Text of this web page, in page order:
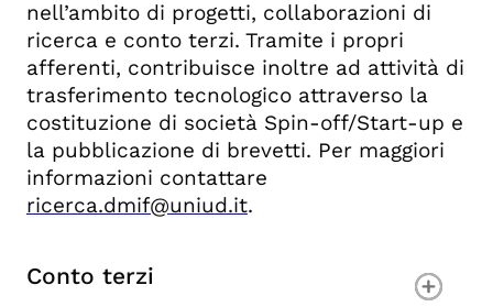
nell’ambito di progetti, collaborazioni di
ricerca e conto terzi. Tramite i propri
afferenti, contribuisce inoltre ad attività di
trasferimento tecnologico attraverso la
costituzione di società Spin-off/Start-up e
la pubblicazione di brevetti. Per maggiori
informazioni contattare
ricerca.dmif@uniud.it.
Conto terzi